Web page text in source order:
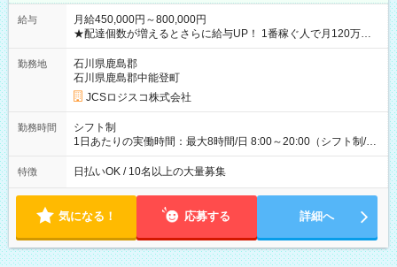
給与
月給450,000円～800,000円
★配達個数が増えるとさらに給与UP！ 1番稼ぐ人で月120万ほ
ど！ ・主要都市エリア 月収55万円／週5日稼働 月収65万~112
万円／週6日稼働 ・地方郊外エリア 月収40万円／週5日稼働 月
収40万円~50万円／週6日稼働 ＜モデルイメージ＞ ■月収50万
円 (27歳男性/江東区在住)※元建築関係 1日150個配達×25日勤務
(日休み) ■月収80万円(43歳男性/墨田区在住)※元営業 1日200個
勤務地
石川県鹿島郡
石川県鹿島郡中能登町
JCSロジスコ株式会社
勤務時間
シフト制
1日あたりの実働時間：最大8時間/日 8:00～20:00（シフト制/実
働8時間） ※週5日勤務（場所次第では週4も有り） ※配達状況
によって時間外での勤務可能性有り ※案件により多少の前後あ
特徴 日払いOK / 10名以上の大量募集
気になる！ 応募する 詳細へ